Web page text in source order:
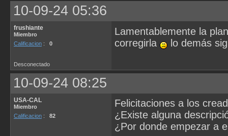
10-09-24 05:36
frushiante
Miembro
Calificacion : 0
Lamentablemente la
corregirla
lo demás
Desconectado
10-09-24 08:25
USA-CAL
Miembro
Calificacion : 82
Felicitaciones a los
¿Existe alguna
¿Por donde empezar a